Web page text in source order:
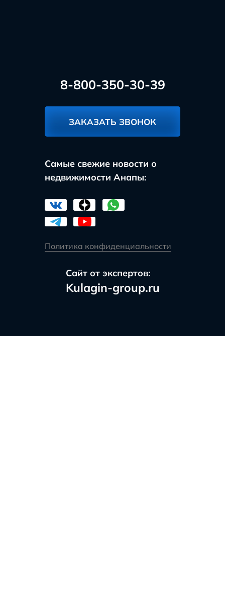
8-800-350-30-39
ЗАКАЗАТЬ ЗВОНОК
Самые свежие новости о
недвижимости Анапы:
Политика конфиденциальности
Сайт от экспертов:
Kulagin-group.ru